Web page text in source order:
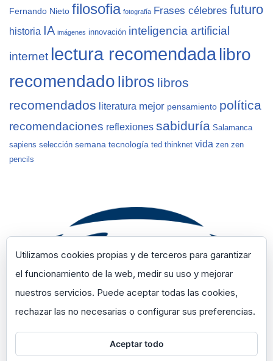
Fernando Nieto filosofia fotografía Frases célebres futuro
historia IA imágenes innovación inteligencia artificial
internet lectura recomendadalibro
recomendado libros libros
recomendados literatura mejor pensamiento política
recomendaciones reflexiones sabiduría Salamanca
sapiens selección semana tecnología ted thinknet vida zen zen
pencils
Utilizamos cookies propias y de terceros para garantizar
el funcionamiento de la web, medir su uso y mejorar
nuestros servicios. Puede aceptar todas las cookies,
rechazar las no necesarias o configurar sus preferencias.
Aceptar todo